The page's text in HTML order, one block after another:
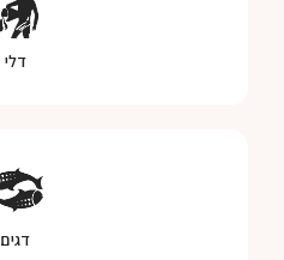
דלי
דגים